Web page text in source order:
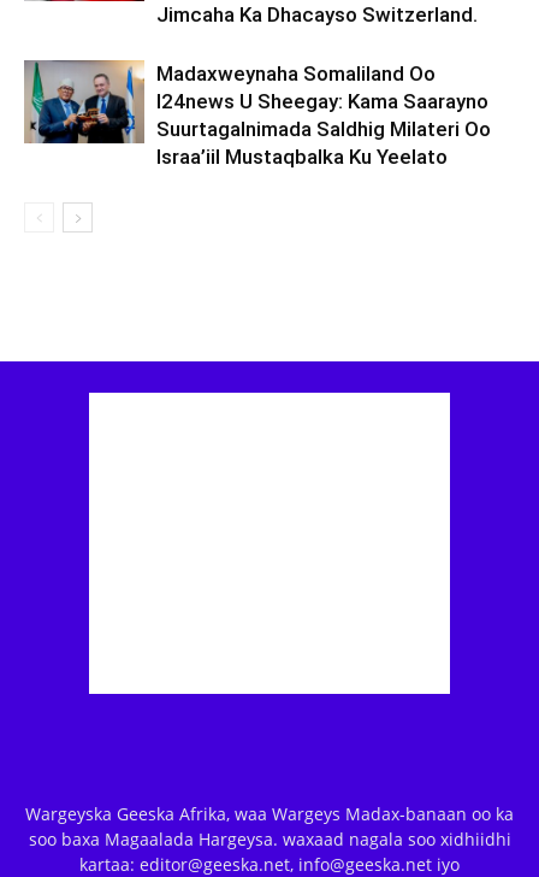
Jimcaha Ka Dhacayso Switzerland.
Madaxweynaha Somaliland Oo
I24news U Sheegay: Kama Saarayno
Suurtagalnimada Saldhig Milateri Oo
Israa’iil Mustaqbalka Ku Yeelato
Wargeyska Geeska Afrika, waa Wargeys Madax-banaan oo ka
soo baxa Magaalada Hargeysa. waxaad nagala soo xidhiidhi
kartaa: editor@geeska.net, info@geeska.net iyo